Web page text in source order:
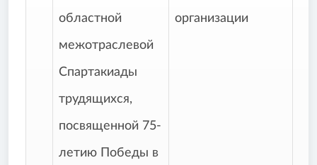
областной
межотраслевой
Спартакиады
трудящихся,
посвященной 75-
летию Победы в
организации